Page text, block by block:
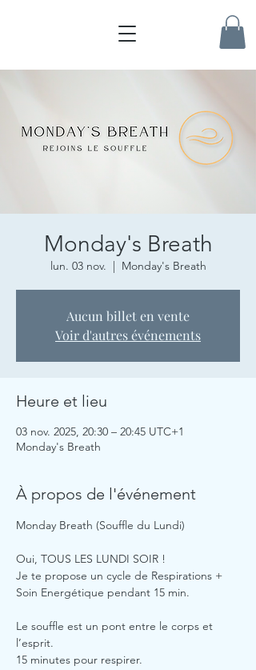
Monday's Breath
lun. 03 nov.
  |
Monday's Breath
Aucun billet en vente
Voir d'autres événements
Heure et lieu
03 nov. 2025, 20:30 – 20:45 UTC+1
Monday's Breath
À propos de l'événement
Monday Breath (Souffle du Lundi)
Oui, TOUS LES LUNDI SOIR !
Je te propose un cycle de Respirations +
Soin Energétique pendant 15 min.
Le souffle est un pont entre le corps et
l’esprit.
15 minutes pour respirer.